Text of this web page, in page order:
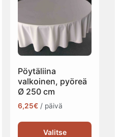
Pöytäliina
valkoinen, pyöreä
Ø 250 cm
6,25€ / päivä
Valitse